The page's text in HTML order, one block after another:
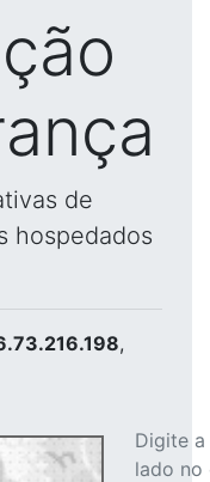
de
hospedados
,
Digite
lado no